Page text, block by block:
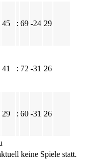
45 : 69 -24 29
41 : 72 -31 26
29 : 60 -31 26
keine Spiele statt.